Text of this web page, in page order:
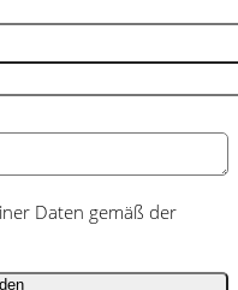
Daten gemäß der